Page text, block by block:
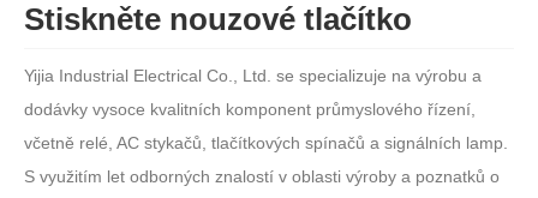
Stiskněte nouzové tlačítko
Yijia Industrial Electrical Co., Ltd. se specializuje na výrobu a
dodávky vysoce kvalitních komponent průmyslového řízení,
včetně relé, AC stykačů, tlačítkových spínačů a signálních lamp.
S využitím let odborných znalostí v oblasti výroby a poznatků o